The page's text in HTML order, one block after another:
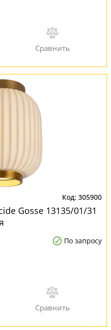
305900
Gosse 13135/01/31
По запросу